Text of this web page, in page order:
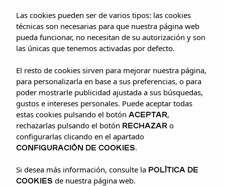
Las cookies pueden ser de varios tipos: las cookies
técnicas son necesarias para que nuestra página web
pueda funcionar, no necesitan de su autorización y son
las únicas que tenemos activadas por defecto.
El resto de cookies sirven para mejorar nuestra página,
para personalizarla en base a sus preferencias, o para
poder mostrarle publicidad ajustada a sus búsquedas,
gustos e intereses personales. Puede aceptar todas
estas cookies pulsando el botón ACEPTAR,
rechazarlas pulsando el botón RECHAZAR o
configurarlas clicando en el apartado
CONFIGURACIÓN DE COOKIES.
Si desea más información, consulte la POLÍTICA DE
COOKIES de nuestra página web.